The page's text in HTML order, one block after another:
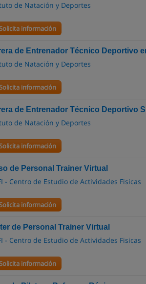
de Natación y Deportes
información
de Entrenador Técnico Deportivo
de Natación y Deportes
información
de Entrenador Técnico Deportivo
de Natación y Deportes
información
de Personal Trainer Virtual
- Centro de Estudio de Actividades Fisicas
información
de Personal Trainer Virtual
- Centro de Estudio de Actividades Fisicas
información